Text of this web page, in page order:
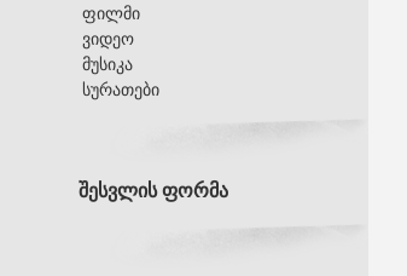
ფილმი
ვიდეო
მუსიკა
სურათები
შესვლის ფორმა